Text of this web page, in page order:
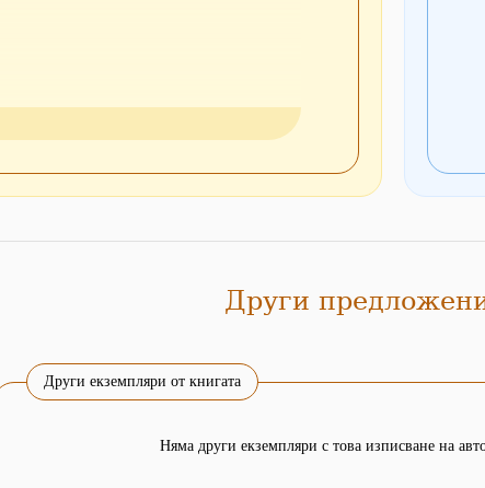
език, компютри, операционни системи,Други
Други екземпляри от книгата
Няма други екземпляри с това изписване на